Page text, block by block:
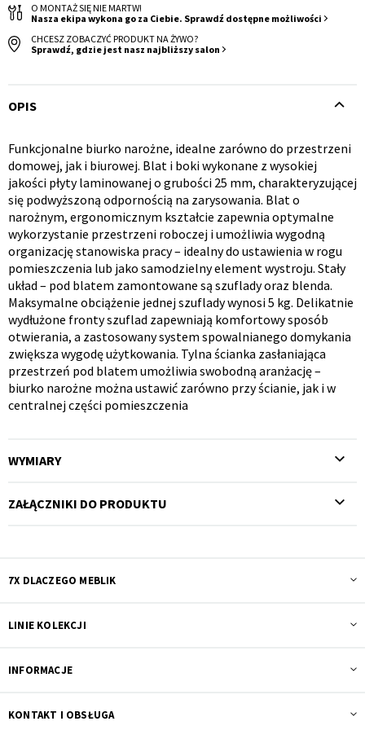
O MONTAŻ SIĘ NIE MARTW!
Nasza ekipa wykona go za Ciebie. Sprawdź dostępne możliwości
CHCESZ ZOBACZYĆ PRODUKT NA ŻYWO?
Sprawdź, gdzie jest nasz najbliższy salon
OPIS
Opis
produktu
Funkcjonalne biurko narożne, idealne zarówno do przestrzeni
domowej, jak i biurowej. Blat i boki wykonane z wysokiej
jakości płyty laminowanej o grubości 25 mm, charakteryzującej
się podwyższoną odpornością na zarysowania. Blat o
narożnym, ergonomicznym kształcie zapewnia optymalne
wykorzystanie przestrzeni roboczej i umożliwia wygodną
organizację stanowiska pracy – idealny do ustawienia w rogu
pomieszczenia lub jako samodzielny element wystroju. Stały
układ – pod blatem zamontowane są szuflady oraz blenda.
Maksymalne obciążenie jednej szuflady wynosi 5 kg. Delikatnie
wydłużone fronty szuflad zapewniają komfortowy sposób
otwierania, a zastosowany system spowalnianego domykania
zwiększa wygodę użytkowania. Tylna ścianka zasłaniająca
przestrzeń pod blatem umożliwia swobodną aranżację –
biurko narożne można ustawić zarówno przy ścianie, jak i w
centralnej części pomieszczenia
WYMIARY
ZAŁĄCZNIKI DO PRODUKTU
7X DLACZEGO MEBLIK
LINIE KOLEKCJI
INFORMACJE
KONTAKT I OBSŁUGA